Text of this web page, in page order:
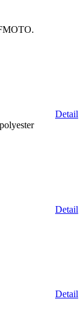
Detail
Detail
Detail